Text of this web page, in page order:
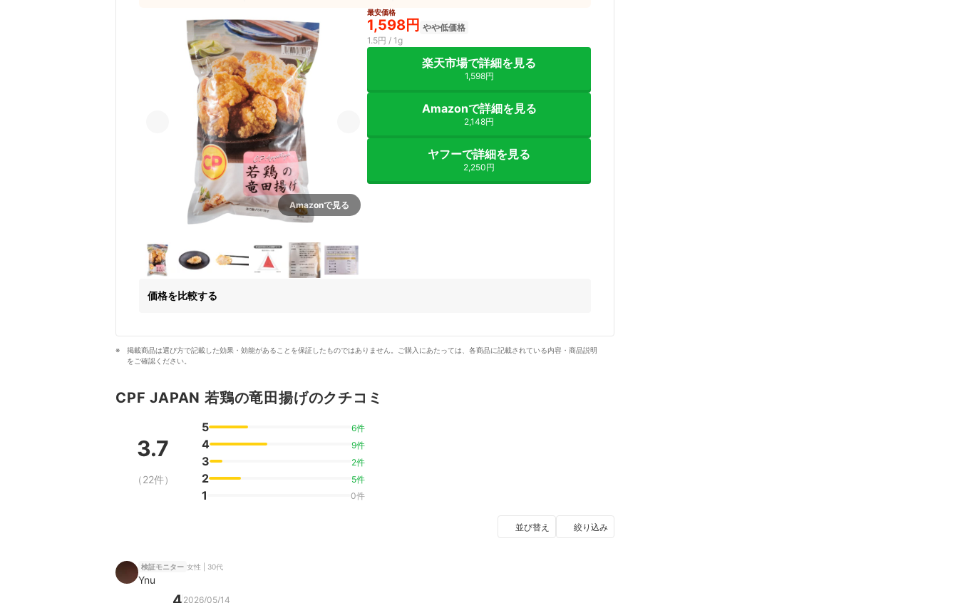
Amazonで見る
最安価格
1,598円 やや低価格
1.5円 / 1g
楽天市場で詳細を見る
1,598円
Amazonで詳細を見る
2,148円
ヤフーで詳細を見る
2,250円
価格を比較する
掲載商品は選び方で記載した効果・効能があることを保証したものではありません。ご購入にあたっては、各商品に記載されている内容・商品説明
をご確認ください。
CPF JAPAN 若鶏の竜田揚げのクチコミ
3.7
（22件）
5 6件
4 9件
3 2件
2 5件
1 0件
並び替え 絞り込み
検証モニター 女性 | 30代
Ynu
2026/05/14